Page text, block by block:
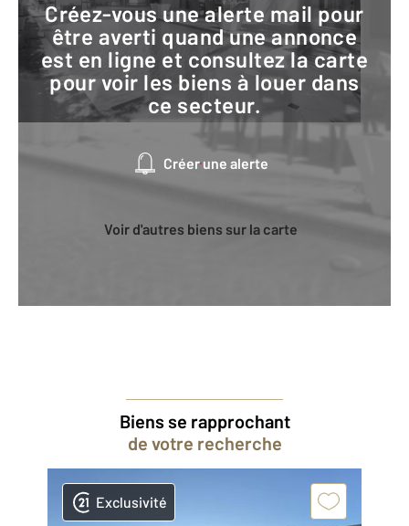
Créez-vous une alerte mail pour
être averti quand une annonce
est en ligne et consultez la carte
pour voir les biens à louer dans
ce secteur.
Créer une alerte
Voir d'autres biens sur la carte
Biens se rapprochant
de votre recherche
Exclusivité